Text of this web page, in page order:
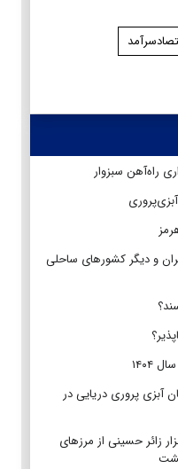
راه‌آهن سبزوار
و دیگر کشورهای ساحلی
آبزی پروری دریایی در
بیش از ۵ میلیون و ۲۰۰ هزار زائر حسینی از مرزهای